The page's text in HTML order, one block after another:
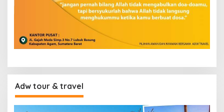
Adw tour & travel